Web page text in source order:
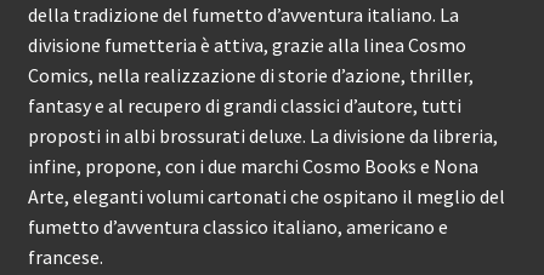
della tradizione del fumetto d’avventura italiano. La
divisione fumetteria è attiva, grazie alla linea Cosmo
Comics, nella realizzazione di storie d’azione, thriller,
fantasy e al recupero di grandi classici d’autore, tutti
proposti in albi brossurati deluxe. La divisione da libreria,
infine, propone, con i due marchi Cosmo Books e Nona
Arte, eleganti volumi cartonati che ospitano il meglio del
fumetto d’avventura classico italiano, americano e
francese.